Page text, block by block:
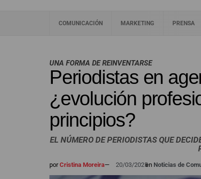
COMUNICACIÓN MARKETING PRENSA
UNA FORMA DE REINVENTARSE
Periodistas en
¿evolución
principios?
EL NÚMERO DE PERIODISTAS QUE
porCristina Moreira— 20/03/2025en Noticias de